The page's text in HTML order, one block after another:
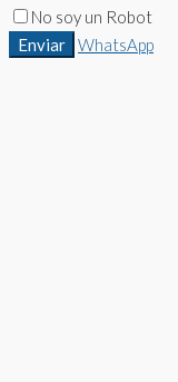
No soy un Robot
Enviar
WhatsApp